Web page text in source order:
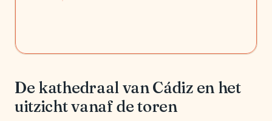
De kathedraal van Cádiz en het
uitzicht vanaf de toren